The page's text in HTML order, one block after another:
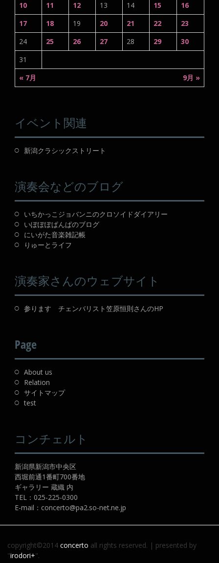
« 7月 9月 »
10
11 12 13 14 15
16
17
18 19 20 21 22
23
24
25 26 27 28 29
30
31
イベント関連
新潟クラシックストリート
演奏会などのブログ
いちかっこジョバンニのクロソイドダイアリー
いぽぽぽぱんぱのブログ
にいがた音楽雑記帳
りゅーとライフ
演奏家さんのウェブサイト
参ります チェンバリスト笠原恒則さんのHP
Page
About us
Relation
サイトマップ
test
コンチェルト
新潟県新潟市中央区
西堀前通1番町700番地
ギャラリー 蔵織 内
TEL： 025-225-0300
E-mail： concerto@pa2.so-net.ne.jp
copyright©2014 concerto all rights reserved. | presented by
"irodori+".